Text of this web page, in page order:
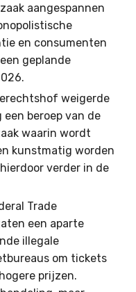
aangespannen
en consumenten
geplande
weigerde
beroep van de
waarin wordt
kunstmatig worden
verder in de
Trade
een aparte
illegale
om tickets
prijzen.